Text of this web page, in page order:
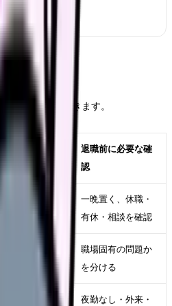
ーン
ーンを見ておきます。
すい後悔
退職前に必要な確
認
一晩置く、休職・
有休・相談を確認
職場固有の問題か
を分ける
職場を検討しな
夜勤なし・外来・